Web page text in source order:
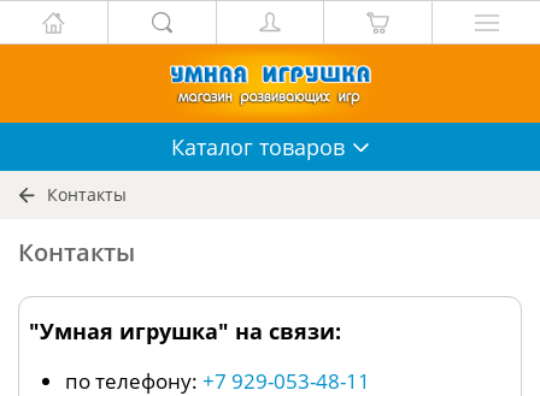
Каталог товаров
Контакты
Контакты
"Умная игрушка" на связи:
по телефону: +7 929-053-48-11